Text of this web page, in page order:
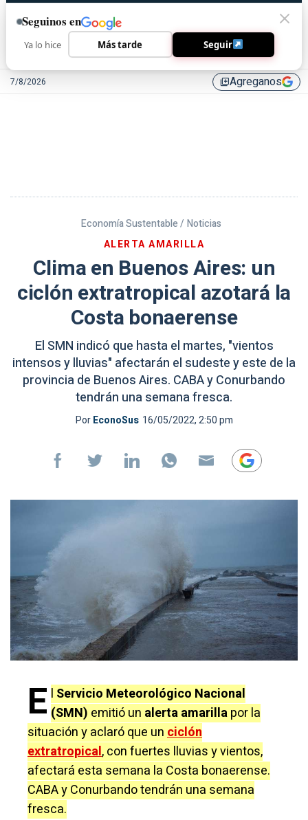
7/8/2026 library_addAgreganos
Economía Sustentable / Noticias
ALERTA AMARILLA
Clima en Buenos Aires: un
ciclón extratropical azotará la
Costa bonaerense
El SMN indicó que hasta el martes, "vientos
intensos y lluvias" afectarán el sudeste y este de la
provincia de Buenos Aires. CABA y Conurbando
tendrán una semana fresca.
PorEconoSus 16/05/2022, 2:50 pm
E l Servicio Meteorológico Nacional
(SMN) emitió un alerta amarillapor la
situación y aclaró que unciclón
extratropical, con fuertes lluvias y vientos,
afectará esta semana la Costa bonaerense.
CABA y Conurbando tendrán una semana
fresca.
Seguinos en
Ya lo hice Más tarde Seguir